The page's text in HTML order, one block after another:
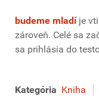
budeme mladíje
zároveň. Celé sa
sa prihlásia do
Kategória Kniha